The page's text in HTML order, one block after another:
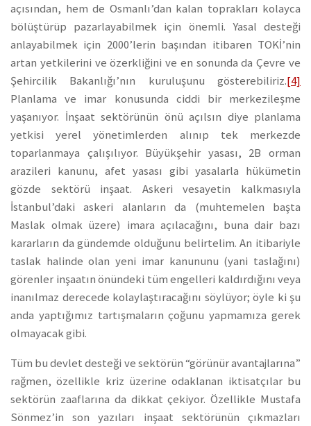
açısından, hem de Osmanlı’dan kalan toprakları kolayca
bölüştürüp pazarlayabilmek için önemli. Yasal desteği
anlayabilmek için 2000’lerin başından itibaren TOKİ’nin
artan yetkilerini ve özerkliğini ve en sonunda da Çevre ve
Şehircilik Bakanlığı’nın kuruluşunu gösterebiliriz.[4]
Planlama ve imar konusunda ciddi bir merkezileşme
yaşanıyor. İnşaat sektörünün önü açılsın diye planlama
yetkisi yerel yönetimlerden alınıp tek merkezde
toparlanmaya çalışılıyor. Büyükşehir yasası, 2B orman
arazileri kanunu, afet yasası gibi yasalarla hükümetin
gözde sektörü inşaat. Askeri vesayetin kalkmasıyla
İstanbul’daki askeri alanların da (muhtemelen başta
Maslak olmak üzere) imara açılacağını, buna dair bazı
kararların da gündemde olduğunu belirtelim. An itibariyle
taslak halinde olan yeni imar kanununu (yani taslağını)
görenler inşaatın önündeki tüm engelleri kaldırdığını veya
inanılmaz derecede kolaylaştıracağını söylüyor; öyle ki şu
anda yaptığımız tartışmaların çoğunu yapmamıza gerek
olmayacak gibi.
Tüm bu devlet desteği ve sektörün “görünür avantajlarına”
rağmen, özellikle kriz üzerine odaklanan iktisatçılar bu
sektörün zaaflarına da dikkat çekiyor. Özellikle Mustafa
Sönmez’in son yazıları inşaat sektörünün çıkmazları